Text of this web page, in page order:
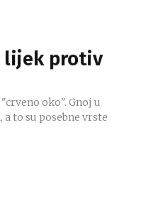
lijek protiv
oko". Gnoj u
to su posebne vrste